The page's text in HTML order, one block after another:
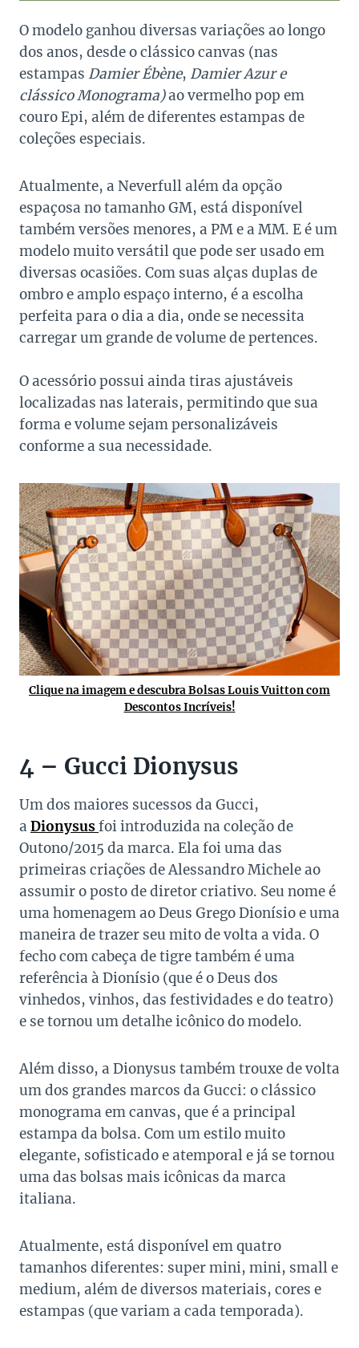
O modelo ganhou diversas variações ao longo
dos anos, desde o clássico canvas (nas
estampas DamierÉbène, DamierAzur e
clássico Monograma)ao vermelho pop em
couro Epi, além de diferentes estampas de
coleções especiais.
Atualmente, a Neverfull além da opção
espaçosa no tamanho GM, está disponível
também versões menores, a PM e a MM. E é um
modelo muito versátil que pode ser usado em
diversas ocasiões. Com suas alças duplas de
ombro e amplo espaço interno, é a escolha
perfeita para o dia a dia, onde se necessita
carregar um grande de volume de pertences.
O acessório possui ainda tiras ajustáveis
localizadas nas laterais, permitindo que sua
forma e volume sejam personalizáveis
conforme a sua necessidade.
Clique na imagem e descubra Bolsas Louis Vuitton com
Descontos Incríveis!
4 – Gucci Dionysus
Um dos maiores sucessos da Gucci,
a Dionysusfoi introduzida na coleção de
Outono/2015 da marca. Ela foi uma das
primeiras criações de Alessandro Michele ao
assumir o posto de diretor criativo. Seu nome é
uma homenagem ao Deus Grego Dionísio e uma
maneira de trazer seu mito de volta a vida. O
fecho com cabeça de tigre também é uma
referência à Dionísio (que é o Deus dos
vinhedos, vinhos, das festividades e do teatro)
e se tornou um detalhe icônico do modelo.
Além disso, a Dionysus também trouxe de volta
um dos grandes marcos da Gucci: o clássico
monograma em canvas, que é a principal
estampa da bolsa. Com um estilo muito
elegante, sofisticado e atemporal e já se tornou
uma das bolsas mais icônicas da marca
italiana.
Atualmente, está disponível em quatro
tamanhos diferentes: super mini, mini, small e
medium, além de diversos materiais, cores e
estampas (que variam a cada temporada).